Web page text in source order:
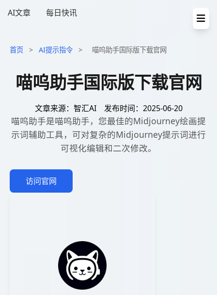
AI文章 每日快讯
首页 > AI提示指令 > 喵呜助手国际版下载官网
喵呜助手国际版下载官网
文章来源：智汇AI 发布时间：2025-06-20
喵呜助手是喵呜助手，您最佳的Midjourney绘画提
示词辅助工具，可对复杂的Midjourney提示词进行
可视化编辑和二次修改。
访问官网